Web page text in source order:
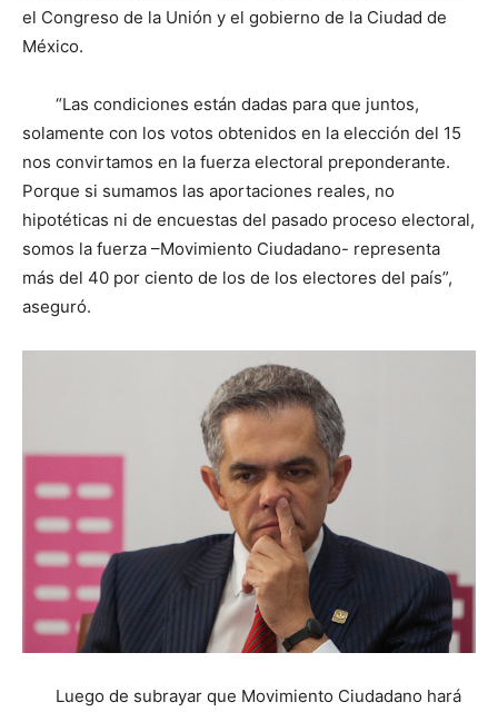
el Congreso de la Unión y el gobierno de la Ciudad de
México.
“Las condiciones están dadas para que juntos,
solamente con los votos obtenidos en la elección del 15
nos convirtamos en la fuerza electoral preponderante.
Porque si sumamos las aportaciones reales, no
hipotéticas ni de encuestas del pasado proceso electoral,
somos la fuerza –Movimiento Ciudadano- representa
más del 40 por ciento de los de los electores del país”,
aseguró.
Luego de subrayar que Movimiento Ciudadano hará